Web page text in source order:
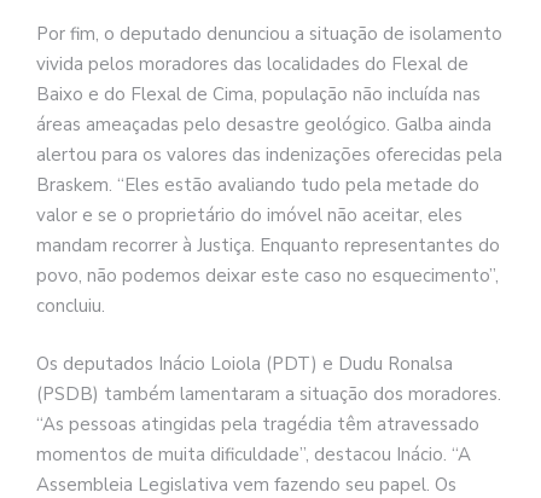
Por fim, o deputado denunciou a situação de isolamento
vivida pelos moradores das localidades do Flexal de
Baixo e do Flexal de Cima, população não incluída nas
áreas ameaçadas pelo desastre geológico. Galba ainda
alertou para os valores das indenizações oferecidas pela
Braskem. “Eles estão avaliando tudo pela metade do
valor e se o proprietário do imóvel não aceitar, eles
mandam recorrer à Justiça. Enquanto representantes do
povo, não podemos deixar este caso no esquecimento”,
concluiu.
Os deputados Inácio Loiola (PDT) e Dudu Ronalsa
(PSDB) também lamentaram a situação dos moradores.
“As pessoas atingidas pela tragédia têm atravessado
momentos de muita dificuldade”, destacou Inácio. “A
Assembleia Legislativa vem fazendo seu papel. Os